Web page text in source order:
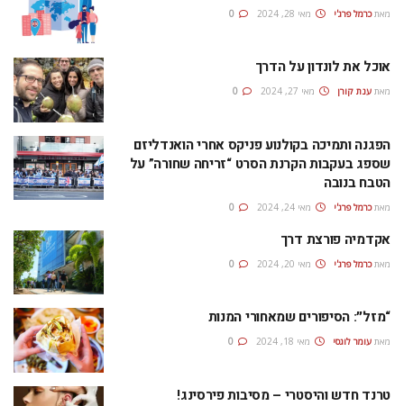
מאת כרמל פרג'י מאי 28, 2024
אוכל את לונדון על הדרך
מאת ענת קורן מאי 27, 2024
הפגנה ותמיכה בקולנוע פניקס אחרי הואנדליזם
שספג בעקבות הקרנת הסרט “זריחה שחורה” על
הטבח בנובה
מאת כרמל פרג'י מאי 24, 2024
אקדמיה פורצת דרך
מאת כרמל פרג'י מאי 20, 2024
“מזל״: הסיפורים שמאחורי המנות
מאת עומר לוגסי מאי 18, 2024
טרנד חדש והיסטרי – מסיבות פירסינג!